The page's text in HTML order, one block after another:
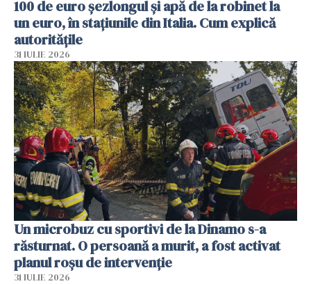
100 de euro șezlongul și apă de la robinet la
un euro, în stațiunile din Italia. Cum explică
autoritățile
31 IULIE 2026
Un microbuz cu sportivi de la Dinamo s-a
răsturnat. O persoană a murit, a fost activat
planul roșu de intervenție
31 IULIE 2026